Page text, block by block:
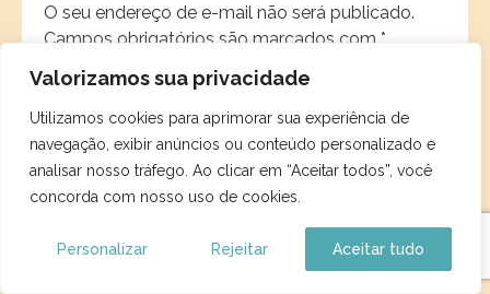
Valorizamos sua privacidade
Utilizamos cookies para aprimorar sua experiência de
navegação, exibir anúncios ou conteúdo personalizado e
analisar nosso tráfego. Ao clicar em “Aceitar todos”, você
concorda com nosso uso de cookies.
Personalizar Rejeitar Aceitar tudo
O seu endereço de e-mail não será publicado.
Campos obrigatórios são marcados com *